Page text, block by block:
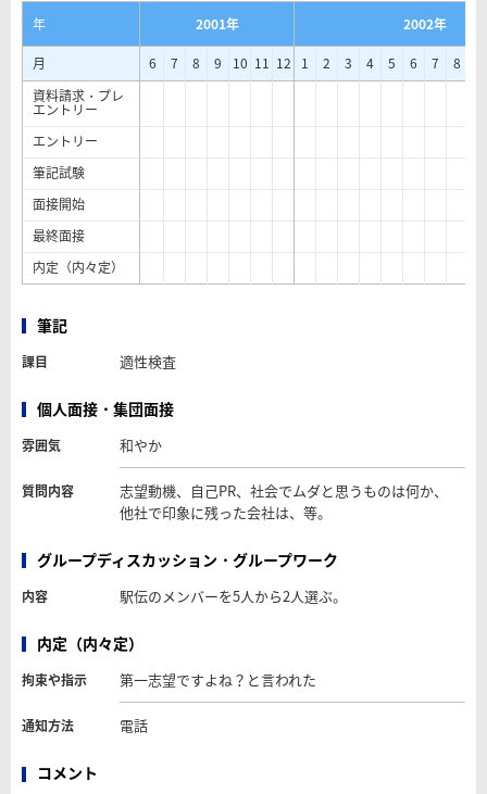
年 2001年
2002年
月
6 7 8 9 10 11 12 1 2 3 4 5 6 7 8
資料請求・プレ
エントリー
エントリー
筆記試験
面接開始
最終面接
内定（内々定）
筆記
課目 適性検査
個人面接・集団面接
雰囲気 和やか
質問内容
志望動機、自己PR、社会でムダと思うものは何か、
他社で印象に残った会社は、等。
グループディスカッション・グループワーク
内容 駅伝のメンバーを5人から2人選ぶ。
内定（内々定）
拘束や指示 第一志望ですよね？と言われた
通知方法 電話
コメント